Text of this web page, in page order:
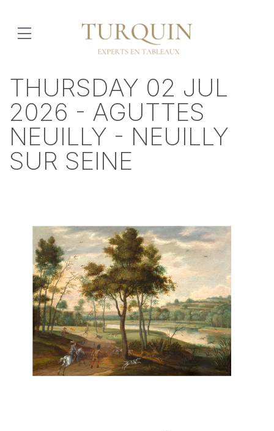
THURSDAY 02 JUL
2026 - AGUTTES
NEUILLY - NEUILLY
SUR SEINE